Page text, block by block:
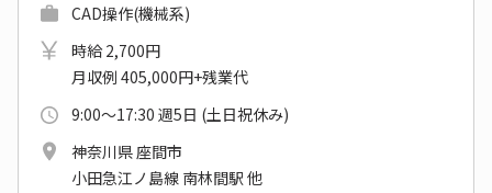
CAD操作(機械系)
時給 2,700円
月収例 405,000円+残業代
9:00～17:30 週5日 (土日祝休み)
神奈川県 座間市
小田急江ノ島線 南林間駅 他